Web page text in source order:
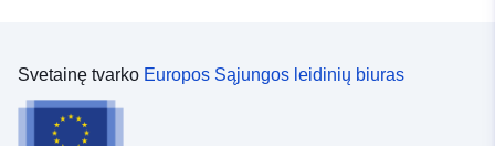
Svetainę tvarko Europos Sąjungos leidinių biuras